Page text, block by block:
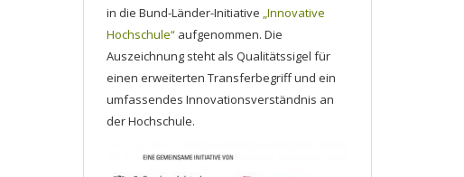
in die Bund-Länder-Initiative „Innovative
Hochschule“ aufgenommen. Die
Auszeichnung steht als Qualitätssigel für
einen erweiterten Transferbegriff und ein
umfassendes Innovationsverständnis an
der Hochschule.